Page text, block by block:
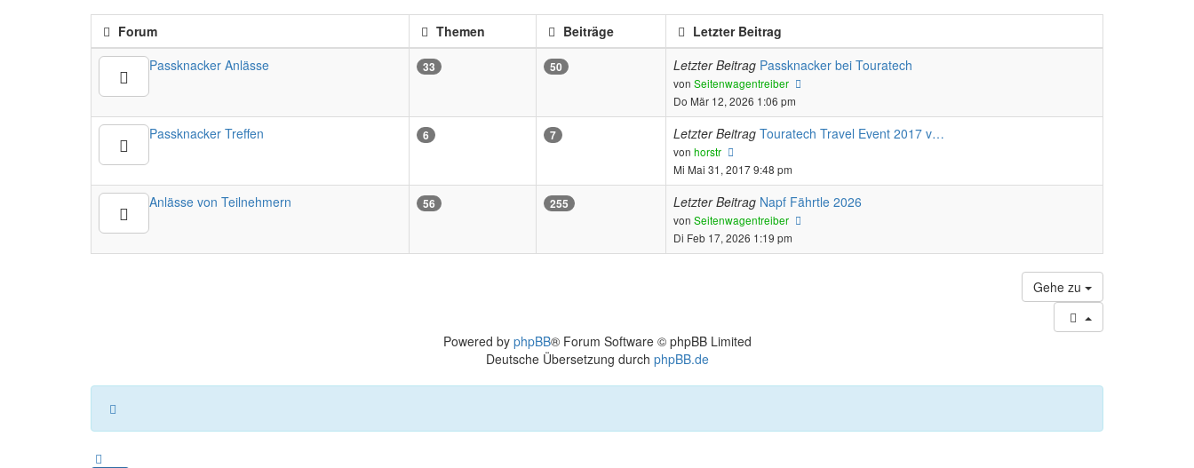
Forum Themen Beiträge
Letzter Beitrag
Passknacker Anlässe
33 50 Letzter Beitrag Passknacker bei Touratech
von Seitenwagentreiber
Do Mär 12, 2026 1:06 pm
Passknacker Treffen 6 7 Letzter Beitrag Touratech Travel Event 2017 v…
von horstr
Beitrag
Mi Mai 31, 2017 9:48 pm
Anlässe von Teilnehmern 56 255 Letzter Beitrag Napf Fährtle 2026
von Seitenwagentreiber
Di Feb 17, 2026 1:19 pm
Gehe zu
Powered by phpBB® Forum Software © phpBB Limited
Deutsche Übersetzung durch phpBB.de